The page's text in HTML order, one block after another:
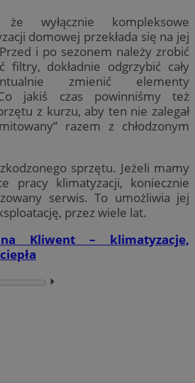
wyłącznie kompleksowe
domowej przekłada się na jej
i po sezonem należy zrobić
filtry, dokładnie odgrzybić cały
zmienić elementy
jakiś czas powinniśmy też
z kurzu, aby ten nie zalegał
razem z chłodzonym
sprzętu. Jeżeli mamy
pracy klimatyzacji, koniecznie
serwis. To umożliwia jej
przez wiele lat.
Kliwent – klimatyzacje,
⏵︎